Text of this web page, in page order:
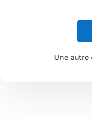
Une autre